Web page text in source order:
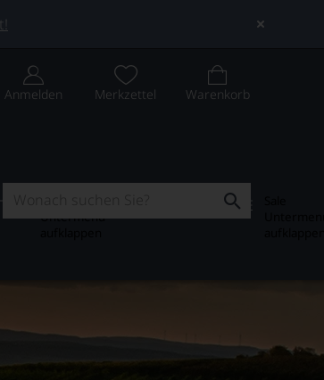
Anmelden Merkzettel Warenkorb
Untermenü
SALE